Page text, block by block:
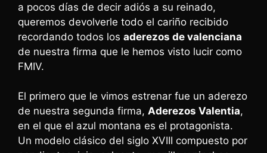
a pocos días de decir adiós a su reinado,
queremos devolverle todo el cariño recibido
recordando todos los aderezos de valenciana
de nuestra firma que le hemos visto lucir como
FMIV.
El primero que le vimos estrenar fue un aderezo
de nuestra segunda firma, Aderezos Valentia,
en el que el azul montana es el protagonista.
Un modelo clásico del siglo XVIII compuesto por